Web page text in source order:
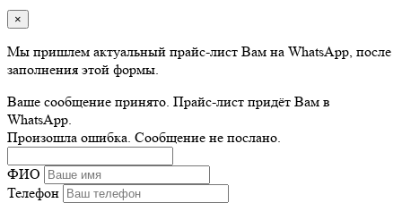
×
Мы пришлем актуальный прайс-лист Вам на WhatsApp, после
заполнения этой формы.
Ваше сообщение принято. Прайс-лист придёт Вам в
WhatsApp.
Произошла ошибка. Сообщение не послано.
ФИО
Телефон